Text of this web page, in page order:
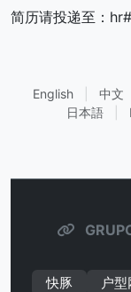
简历请投递至：
English 中文
日本語
快豚 户型